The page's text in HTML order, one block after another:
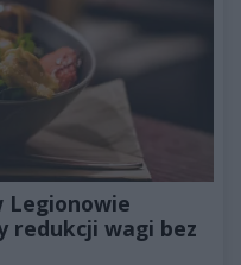
Legionowie
redukcji wagi bez